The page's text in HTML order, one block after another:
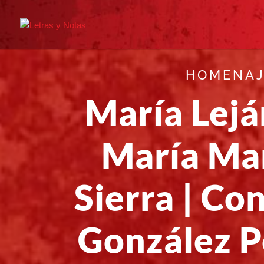
María
María
Sierra |
González